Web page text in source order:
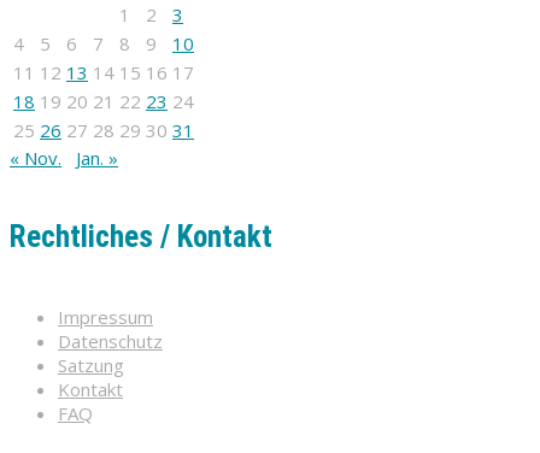
1
2
3
4
5 6 7 8 9
10
11 12 13 14 15 16 17
18 19 20 21 22 23 24
25 26 27 28 29 30 31
« Nov.
Jan. »
Rechtliches / Kontakt
Impressum
Datenschutz
Satzung
Kontakt
FAQ